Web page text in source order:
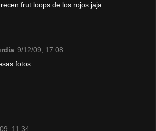
frut loops de los rojos jaja
9/12/09, 17:08
fotos.
11:34